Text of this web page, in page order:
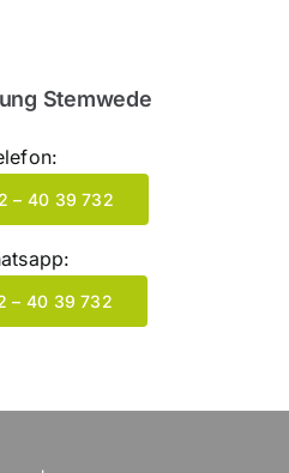
Stemwede
– 40 39 732
– 40 39 732